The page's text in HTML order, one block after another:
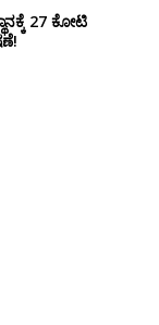
27 ಕೋಟಿ